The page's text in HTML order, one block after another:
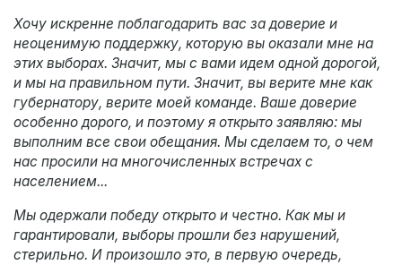
Хочу искренне поблагодарить вас за доверие и
неоценимую поддержку, которую вы оказали мне на
этих выборах. Значит, мы с вами идем одной дорогой,
и мы на правильном пути. Значит, вы верите мне как
губернатору, верите моей команде. Ваше доверие
особенно дорого, и поэтому я открыто заявляю: мы
выполним все свои обещания. Мы сделаем то, о чем
нас просили на многочисленных встречах с
населением...
Мы одержали победу открыто и честно. Как мы и
гарантировали, выборы прошли без нарушений,
стерильно. И произошло это, в первую очередь,